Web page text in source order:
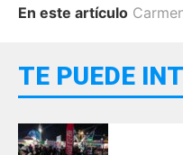
En este artículo
TE PUEDE